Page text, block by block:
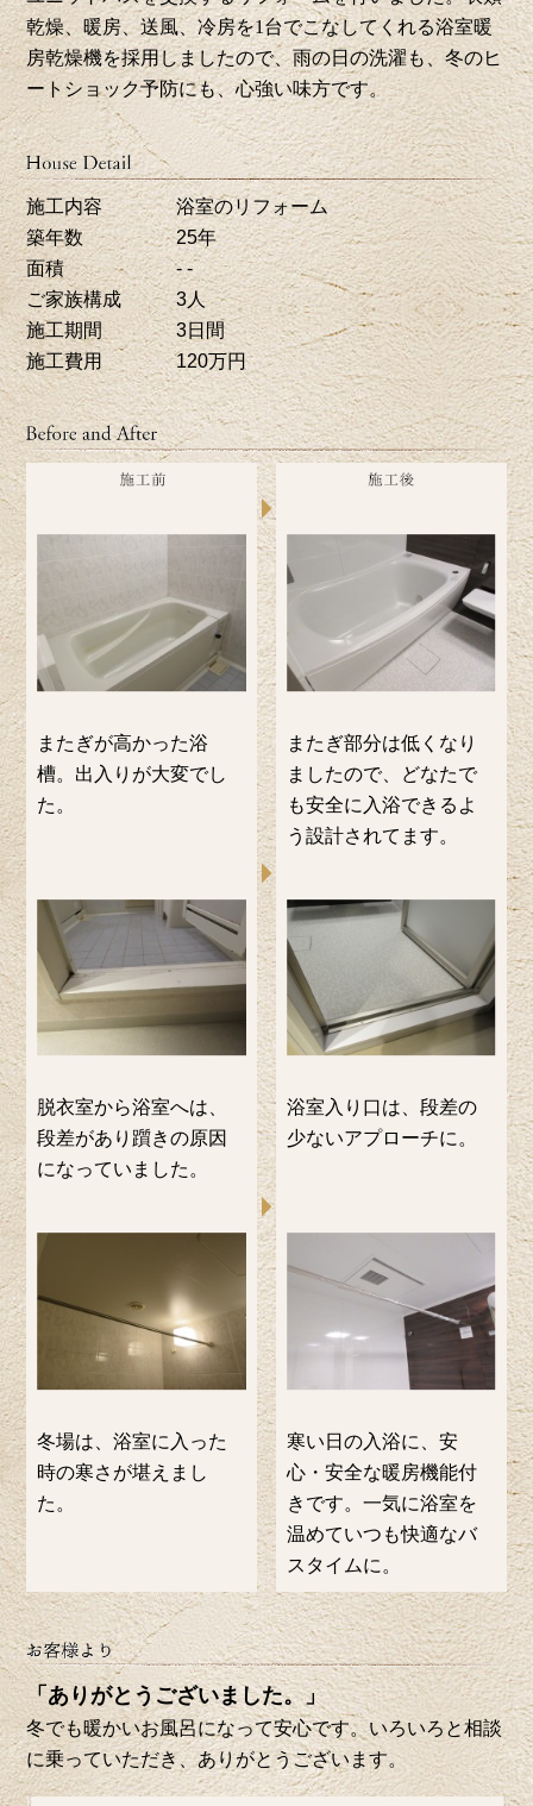
乾燥、暖房、送風、冷房を1台でこなしてくれる浴室暖
房乾燥機を採用しましたので、雨の日の洗濯も、冬のヒ
ートショック予防にも、心強い味方です。
施工内容
浴室のリフォーム
築年数
25年
面積
- -
ご家族構成
3人
施工期間
3日間
施工費用
120万円
またぎが高かった浴
槽。出入りが大変でし
た。
またぎ部分は低くなり
ましたので、どなたで
も安全に入浴できるよ
う設計されてます。
脱衣室から浴室へは、
段差があり躓きの原因
になっていました。
浴室入り口は、段差の
少ないアプローチに。
冬場は、浴室に入った
時の寒さが堪えまし
た。
寒い日の入浴に、安
心・安全な暖房機能付
きです。一気に浴室を
温めていつも快適なバ
スタイムに。
「ありがとうございました。」
冬でも暖かいお風呂になって安心です。いろいろと相談
に乗っていただき、ありがとうございます。